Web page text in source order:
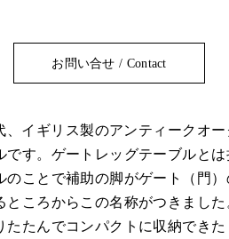
お問い合せ / Contact
、イギリス製のアンティークオー
です。ゲートレッグテーブルと
のことで補助の脚がゲート（門）
ところからこの名称がつきまし
たたんでコンパクトに収納でき